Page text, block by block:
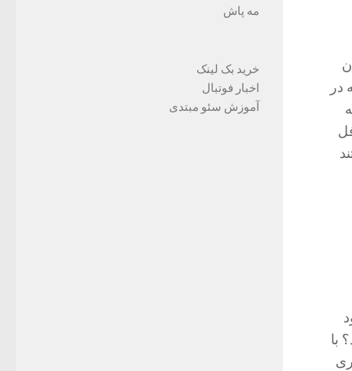
در
با
مه پاش
خرید بک لینک
اخبار فوتبال
آموزش سئو مبتدی